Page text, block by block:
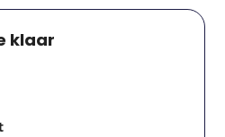
klaar